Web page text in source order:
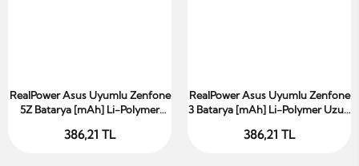
Sepete Ekle
RealPower Asus Uyumlu Zenfone
5Z Batarya [mAh] Li-Polymer
386,21 TL
Sepete Ekle
RealPower Asus Uyumlu Zenfone
3 Batarya [mAh] Li-Polymer Uzun
386,21 TL